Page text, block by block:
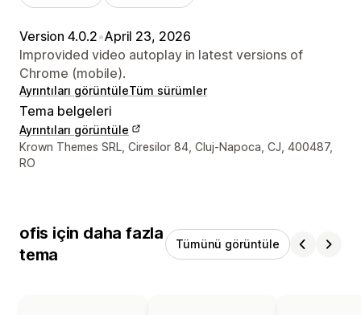
Version 4.0.2•April 23, 2026
Improvided video autoplay in latest versions of
Chrome (mobile).
Ayrıntıları görüntüleTüm sürümler
Tema belgeleri
Ayrıntıları görüntüle
Tasarımcı iletişim bilgileri
Krown Themes SRL, Ciresilor 84, Cluj-Napoca, CJ, 400487,
RO
ofis için daha fazla
tema
Tümünü görüntüle